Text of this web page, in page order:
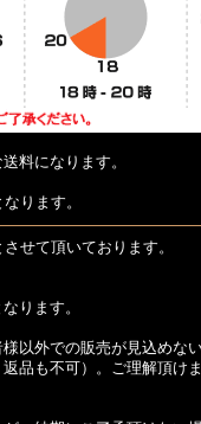
料になります。
ります。
せて頂いております。
ります。
以外での販売が見込めな
品も不可）。ご理解頂け